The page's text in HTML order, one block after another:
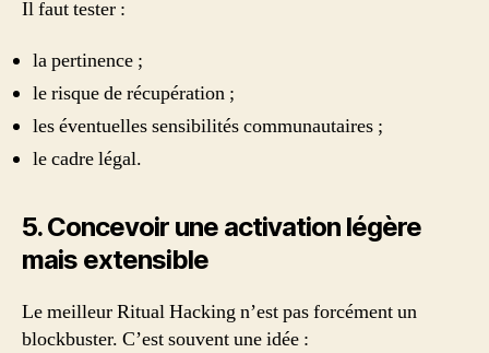
Il faut tester :
la pertinence ;
le risque de récupération ;
les éventuelles sensibilités communautaires ;
le cadre légal.
5. Concevoir une activation légère
mais extensible
Le meilleur Ritual Hacking n’est pas forcément un
blockbuster. C’est souvent une idée :